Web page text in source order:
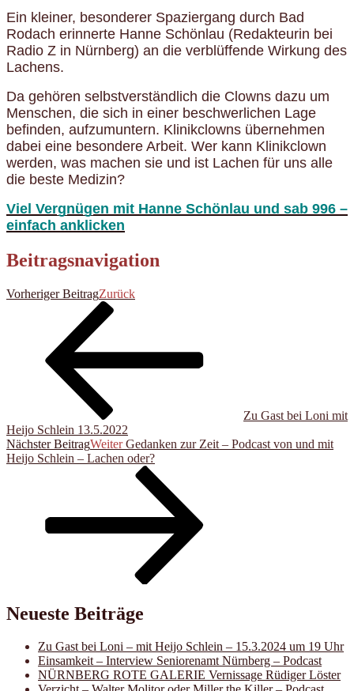
Ein kleiner, besonderer Spaziergang durch Bad
Rodach erinnerte Hanne Schönlau (Redakteurin bei
Radio Z in Nürnberg) an die verblüffende Wirkung des
Lachens.
Da gehören selbstverständlich die Clowns dazu um
Menschen, die sich in einer beschwerlichen Lage
befinden, aufzumuntern. Klinikclowns übernehmen
dabei eine besondere Arbeit. Wer kann Klinikclown
werden, was machen sie und ist Lachen für uns alle
die beste Medizin?
Viel Vergnügen mit Hanne Schönlau und sab 996 –
einfach anklicken
Beitragsnavigation
Vorheriger BeitragZurück
Zu Gast bei Loni mit
Heijo Schlein 13.5.2022
Nächster BeitragWeiter Gedanken zur Zeit – Podcast von und mit
Heijo Schlein – Lachen oder?
Neueste Beiträge
Zu Gast bei Loni – mit Heijo Schlein – 15.3.2024 um 19 Uhr
Einsamkeit – Interview Seniorenamt Nürnberg – Podcast
NÜRNBERG ROTE GALERIE Vernissage Rüdiger Löster